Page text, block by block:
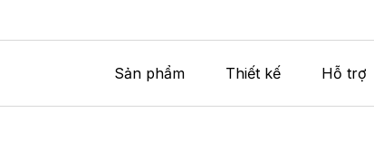
Sản phẩm Thiết kế Hỗ trợ